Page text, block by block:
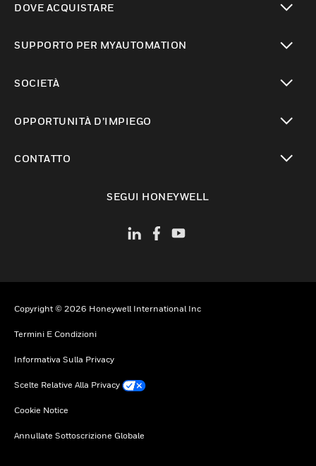
DOVE ACQUISTARE
SUPPORTO PER MYAUTOMATION
SOCIETÀ
OPPORTUNITÀ D’IMPIEGO
CONTATTO
SEGUI HONEYWELL
Copyright © 2026 Honeywell International Inc
Termini E Condizioni
Informativa Sulla Privacy
Scelte Relative Alla Privacy
Cookie Notice
Annullate Sottoscrizione Globale